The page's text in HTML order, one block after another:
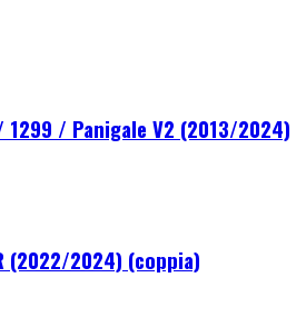
/ Panigale V2 (2013/2024)
(2022/2024) (coppia)